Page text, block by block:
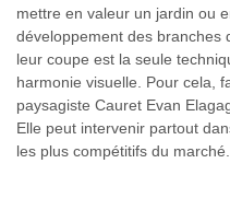
mettre en valeur un jardin ou
développement des branches
leur coupe est la seule
harmonie visuelle. Pour cela,
paysagiste Cauret Evan
Elle peut intervenir partout
les plus compétitifs du marché.